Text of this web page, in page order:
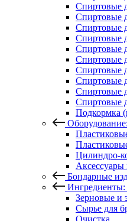
Спиртовые
Спиртовые
Спиртовые
Спиртовые
Спиртовые
Спиртовые
Спиртовые
Спиртовые
Спиртовые
Спиртовые
Подкормка
Цилиндро-
Аксессуары
Бондарные
Зерновые и
Сырье для
Очистка